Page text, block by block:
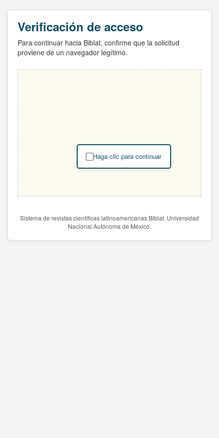
Verificación de acceso
Para continuar hacia Biblat, confirme que la solicitud
proviene de un navegador legítimo.
Haga clic para continuar
Sistema de revistas científicas latinoamericanas Biblat. Universidad
Nacional Autónoma de México.